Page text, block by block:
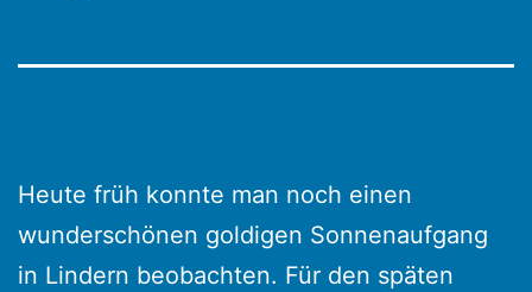
Heute früh konnte man noch einen
wunderschönen goldigen Sonnenaufgang
in Lindern beobachten. Für den späten